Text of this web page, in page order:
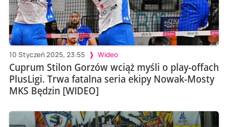
10 Styczeń 2025, 23:55 Wideo
Cuprum Stilon Gorzów wciąż myśli o play-offach
PlusLigi. Trwa fatalna seria ekipy Nowak-Mosty
MKS Będzin [WIDEO]